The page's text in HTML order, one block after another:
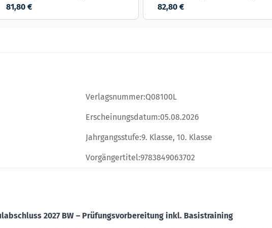
81,80 €
82,80 €
2027 BW – Prüfungsvorbereitung inkl. Basistraining
Verlagsnummer:Q08100L
Erscheinungsdatum:05.08.2026
Jahrgangsstufe:9. Klasse, 10. Klasse
Vorgängertitel:9783849063702